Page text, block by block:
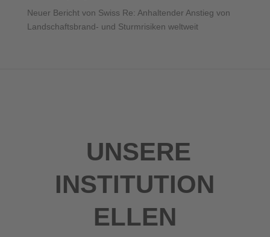
Neuer Bericht von Swiss Re: Anhaltender Anstieg von
Landschaftsbrand- und Sturmrisiken weltweit
UNSERE
INSTITUTION
ELLEN